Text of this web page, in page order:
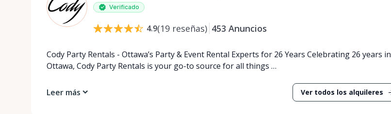
Verificado
4.9(19 reseñas) 453 Anuncios
Cody Party Rentals - Ottawa’s Party & Event Rental Experts for 26 Years Celebrating 26 years in
Ottawa, Cody Party Rentals is your go-to source for all things …
Leer más Ver todos los alquileres